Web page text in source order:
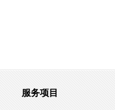
服务项目